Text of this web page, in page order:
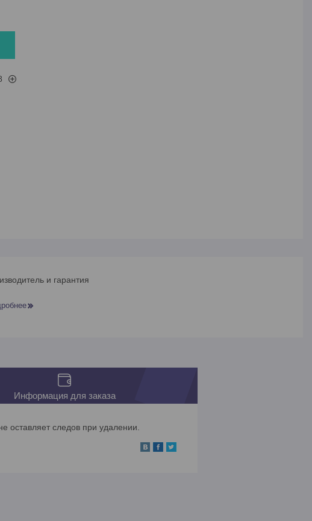
и гарантия
Информация для заказа
оставляет следов при удалении.